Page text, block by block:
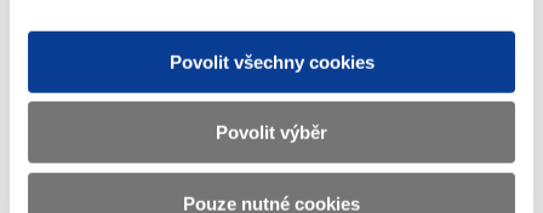
Povolit všechny cookies
Povolit výběr
Pouze nutné cookies
Ministerstvo financí ČR
Adresa Letenská 15, 118 10 Praha
podatelna@mf.gov.cz